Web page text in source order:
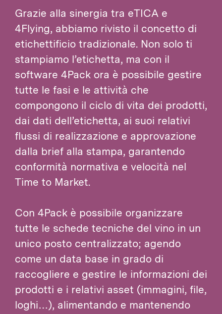
Grazie alla sinergia tra eTICA e
4Flying, abbiamo rivisto il concetto di
etichettificio tradizionale. Non solo ti
stampiamo l’etichetta, ma con il
software 4Pack ora è possibile gestire
tutte le fasi e le attività che
compongono il ciclo di vita dei prodotti,
dai dati dell’etichetta, ai suoi relativi
flussi di realizzazione e approvazione
dalla brief alla stampa, garantendo
conformità normativa e velocità nel
Time to Market.
Con 4Pack è possibile organizzare
tutte le schede tecniche del vino in un
unico posto centralizzato; agendo
come un data base in grado di
raccogliere e gestire le informazioni dei
prodotti e i relativi asset (immagini, file,
loghi…), alimentando e mantenendo